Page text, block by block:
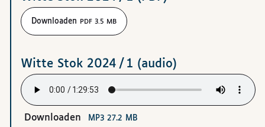
Downloaden PDF 3.5 MB
Witte Stok 2024 / 1 (audio)
Downloaden MP3 27.2 MB